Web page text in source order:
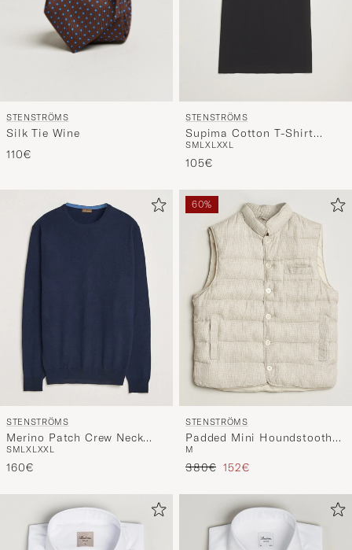
Silk Tie Wine
Supima Cotton T-Shirt
Black
SM LXLXXL
Merino Patch Crew Neck
Navy/Blue
SMLXLXXL
60%
Padded Mini Houndstooth
Linen Vest Beige
M